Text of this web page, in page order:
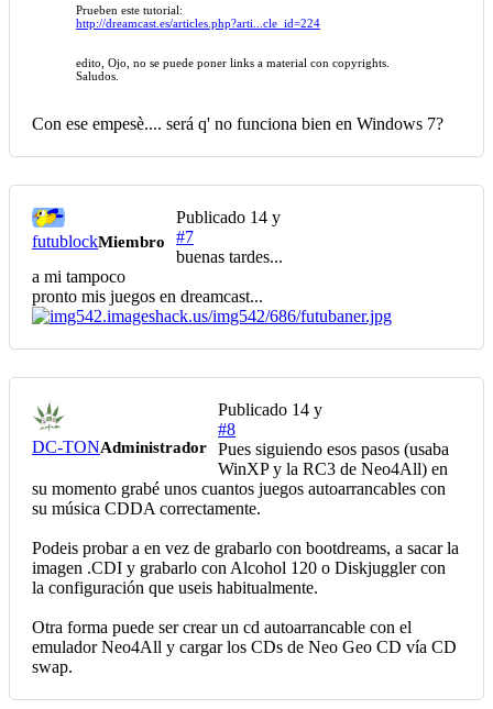
Prueben este tutorial:
http://dreamcast.es/articles.php?arti...cle_id=224
edito, Ojo, no se puede poner links a material con copyrights.
Saludos.
Con ese empesè.... será q' no funciona bien en Windows 7?
futublockMiembro
Publicado 14 y
#7
buenas tardes...
a mi tampoco
pronto mis juegos en dreamcast...
DC-TONAdministrador
Publicado 14 y
#8
Pues siguiendo esos pasos (usaba
WinXP y la RC3 de Neo4All) en
su momento grabé unos cuantos juegos autoarrancables con
su música CDDA correctamente.
Podeis probar a en vez de grabarlo con bootdreams, a sacar la
imagen .CDI y grabarlo con Alcohol 120 o Diskjuggler con
la configuración que useis habitualmente.
Otra forma puede ser crear un cd autoarrancable con el
emulador Neo4All y cargar los CDs de Neo Geo CD vía CD
swap.